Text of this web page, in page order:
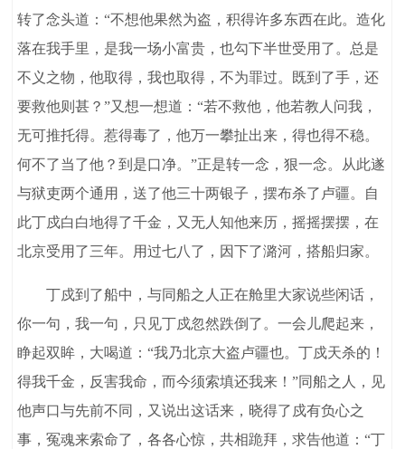
转了念头道：“不想他果然为盗，积得许多东西在此。造化
落在我手里，是我一场小富贵，也勾下半世受用了。总是
不义之物，他取得，我也取得，不为罪过。既到了手，还
要救他则甚？”又想一想道：“若不救他，他若教人问我，
无可推托得。惹得毒了，他万一攀扯出来，得也得不稳。
何不了当了他？到是口净。”正是转一念，狠一念。从此遂
与狱吏两个通用，送了他三十两银子，摆布杀了卢疆。自
此丁戍白白地得了千金，又无人知他来历，摇摇摆摆，在
北京受用了三年。用过七八了，因下了潞河，搭船归家。
丁戍到了船中，与同船之人正在舱里大家说些闲话，
你一句，我一句，只见丁戍忽然跌倒了。一会儿爬起来，
睁起双眸，大喝道：“我乃北京大盗卢疆也。丁戍天杀的！
得我千金，反害我命，而今须索填还我来！”同船之人，见
他声口与先前不同，又说出这话来，晓得了戍有负心之
事，冤魂来索命了，各各心惊，共相跪拜，求告他道：“丁